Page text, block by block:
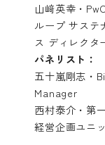
山﨑英幸・
ループ サステ
ス ディレクタ
パネリスト：
五十嵐剛志
Manager
西村泰介・第
経営企画ユニ